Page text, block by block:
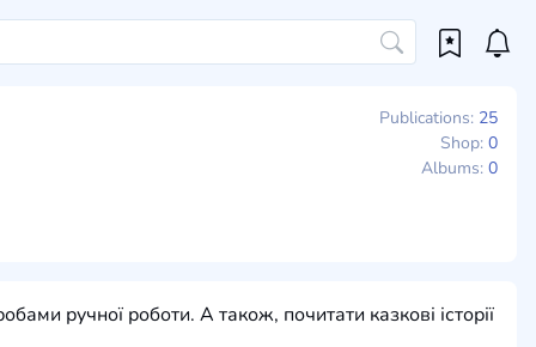
Publications:25
Shop:0
Albums:0
ручної роботи. А також, почитати казкові історії